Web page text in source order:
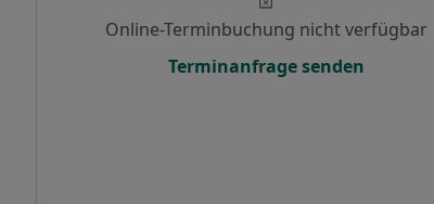
Online-Terminbuchung nicht verfügbar
Terminanfrage senden